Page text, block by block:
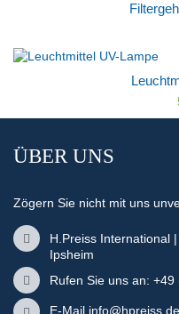
ÜBER UNS
Zögern Sie nicht mit uns
H.Preiss International
Ipsheim
Rufen Sie uns an:
E-Mail info@hpreiss.de